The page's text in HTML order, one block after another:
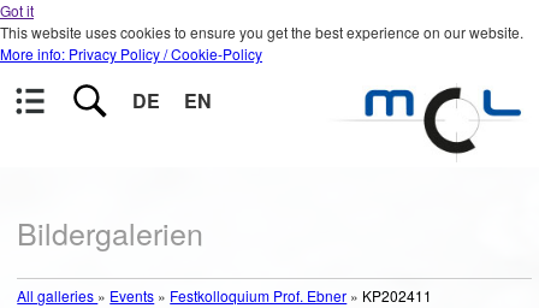
Got it
This website uses cookies to ensure you get the best experience on our website.
More info: Privacy Policy / Cookie-Policy
DE EN
Bildergalerien
All galleries » Events » Festkolloquium Prof. Ebner » KP202411